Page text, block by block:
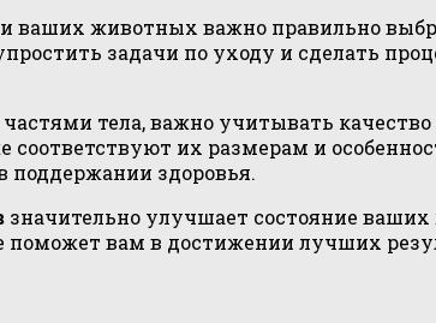
ваших животных важно правильно
задачи по уходу и сделать
тела, важно учитывать
соответствуют их размерам и
здоровья.
значительно улучшает состояние
вам в достижении лучших